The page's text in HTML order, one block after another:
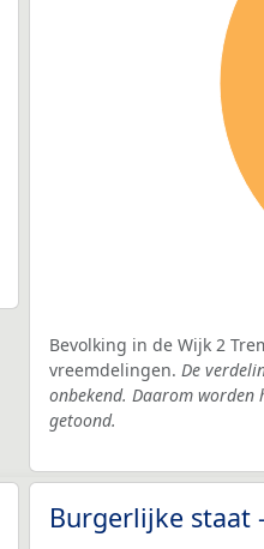
Bevolking in de Wijk 2
vreemdelingen. De
onbekend. Daarom
getoond.
Burgerlijke staat